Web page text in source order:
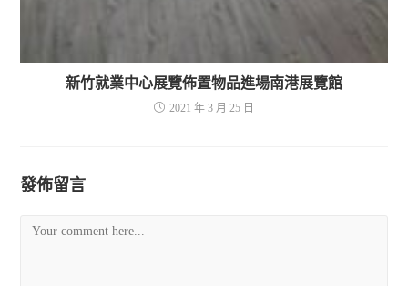
新竹就業中心展覽佈置物品進場南港展覽館
2021 年 3 月 25 日
發佈留言